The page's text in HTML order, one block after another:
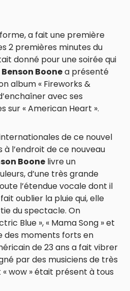
a fait une première
2 premières minutes du
donné pour une soirée qui
Benson Boonea présenté
album « Fireworks &
avec ses
sur « American Heart ».
de ce nouvel
l’endroit de ce nouveau
Boone livre un
d’une très grande
l’étendue vocale dont il
oublier la pluie qui, elle
du spectacle. On
Blue », « Mama Song » et
des moments forts en
de 23 ans a fait vibrer
par des musiciens de très
wow » était présent à tous